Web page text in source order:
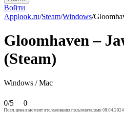
Войти
Applook.ru/Steam/Windows/
Gloomhaven –
(Steam)
Windows / Mac
0/5 0
Посл. цена в момент отслеживания пользователями 08.04.2024